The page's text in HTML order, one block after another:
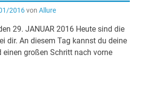
2016von Allure
29. JANUAR 2016 Heute sind die
dir. An diesem Tag kannst du deine
einen großen Schritt nach vorne